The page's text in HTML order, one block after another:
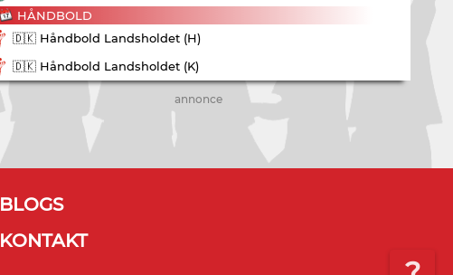
HÅNDBOLD
🇩🇰 Håndbold Landsholdet (H)
🇩🇰 Håndbold Landsholdet (K)
annonce
BLOGS
KONTAKT